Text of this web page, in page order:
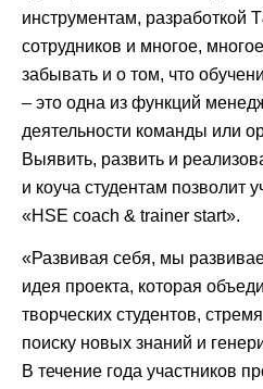
инструментам, разработкой
сотрудников и многое,
забывать и о том, что
– это одна из функций
деятельности команды или
Выявить, развить и
и коуча студентам позволит
«HSE coach & trainer start».
«Развивая себя, мы
идея проекта, которая
творческих студентов,
поиску новых знаний и
В течение года участников